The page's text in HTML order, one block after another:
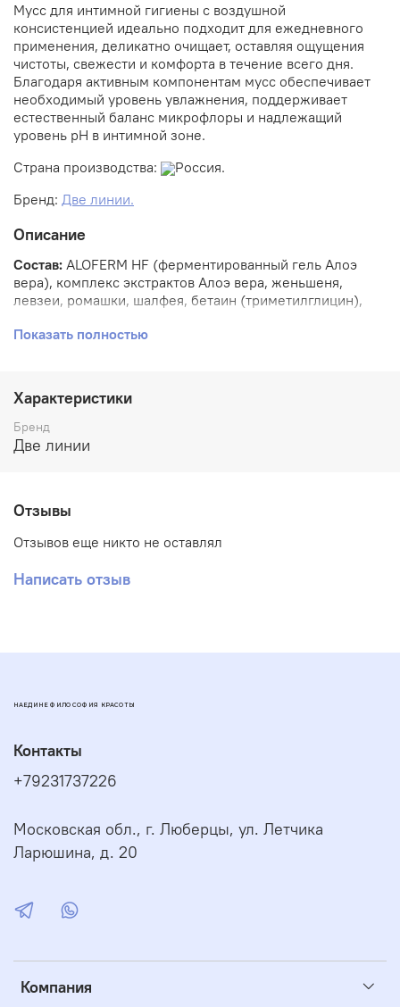
Мусс для интимной гигиены с воздушной
консистенцией идеально подходит для ежедневного
применения, деликатно очищает, оставляя ощущения
чистоты, свежести и комфорта в течение всего дня.
Благодаря активным компонентам мусс обеспечивает
необходимый уровень увлажнения, поддерживает
естественный баланс микрофлоры и надлежащий
уровень рН в интимной зоне.
Страна производства:
Россия.
Бренд: Две линии.
Описание
Состав: ALOFERM HF (ферментированный гель Алоэ
вера), комплекс экстрактов Алоэ вера, женьшеня,
левзеи, ромашки, шалфея, бетаин (триметилглицин),
Срок годности:
Показать полностью
Характеристики
Бренд
Две линии
Отзывы
Отзывов еще никто не оставлял
Написать отзыв
НАЕДИНЕ ФИЛОСОФИЯ КРАСОТЫ
Компания
Контакты
+79231737226
Московская обл., г. Люберцы, ул. Летчика
Ларюшина, д. 20